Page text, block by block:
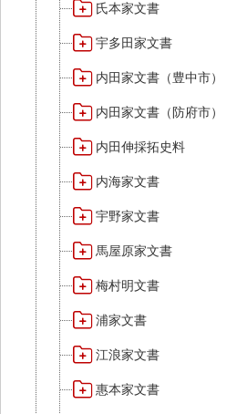
氏本家文書
宇多田家文書
内田家文書（豊中市）
内田家文書（防府市）
内田伸採拓史料
内海家文書
宇野家文書
馬屋原家文書
梅村明文書
浦家文書
江浪家文書
惠本家文書